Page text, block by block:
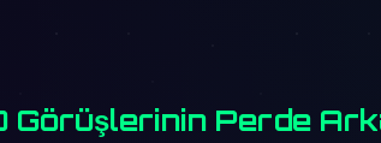
Görüşlerinin Perde